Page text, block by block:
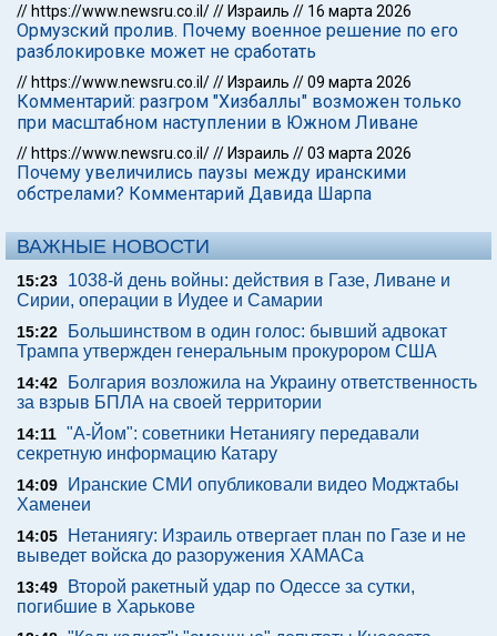
//https://www.newsru.co.il///Израиль // 16 марта 2026
Ормузский пролив. Почему военное решение по его
разблокировке может не сработать
//https://www.newsru.co.il///Израиль //09 марта 2026
Комментарий: разгром "Хизбаллы" возможен только
при масштабном наступлении в Южном Ливане
//https://www.newsru.co.il///Израиль //03 марта 2026
Почему увеличились паузы между иранскими
обстрелами? Комментарий Давида Шарпа
ВАЖНЫЕ НОВОСТИ
15:23
1038-й день войны: действия в Газе, Ливане и
Сирии, операции в Иудее и Самарии
15:22
Большинством в один голос: бывший адвокат
Трампа утвержден генеральным прокурором США
14:42
Болгария возложила на Украину ответственность
за взрыв БПЛА на своей территории
14:11 "А-Йом": советники Нетаниягу передавали
секретную информацию Катару
14:09
Иранские СМИ опубликовали видео Моджтабы
Хаменеи
14:05
Нетаниягу: Израиль отвергает план по Газе и не
выведет войска до разоружения ХАМАСа
13:49
Второй ракетный удар по Одессе за сутки,
погибшие в Харькове